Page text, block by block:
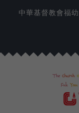
中華基督教會福